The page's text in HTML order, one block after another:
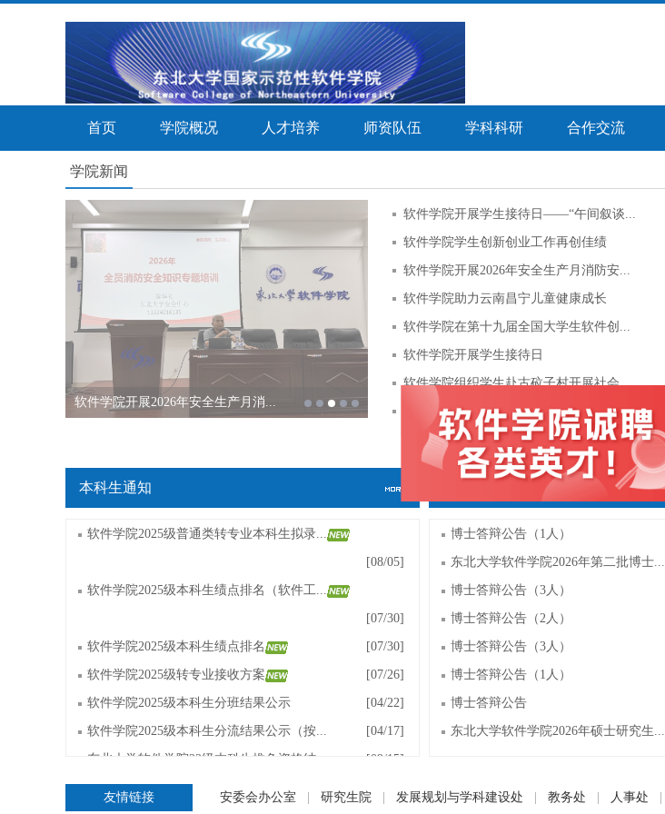
首页 学院概况 人才培养 师资队伍 学科科研 合作交流
学院新闻
软件学院开展2026年安全生产月消...
软件学院开展学生接待日——“午间叙谈...
软件学院学生创新创业工作再创佳绩
软件学院开展2026年安全生产月消防安...
软件学院助力云南昌宁儿童健康成长
软件学院在第十九届全国大学生软件创...
软件学院开展学生接待日
软件学院组织学生赴古砬子村开展社会...
软件学院成功举办东北大学第十一届国...
本科生通知
软件学院2025级普通类转专业本科生拟录...
[08/05]
软件学院2025级本科生绩点排名（软件工...
[07/30]
软件学院2025级本科生绩点排名 [07/30]
软件学院2025级转专业接收方案 [07/26]
软件学院2025级本科生分班结果公示 [04/22]
软件学院2025级本科生分流结果公示（按... [04/17]
东北大学软件学院22级本科生推免资格结... [09/15]
软件学院22级本科生绩点排名公示（截止... [09/04]
博士答辩公告（1人）
东北大学软件学院2026年第二批博士...
博士答辩公告（3人）
博士答辩公告（2人）
博士答辩公告（3人）
博士答辩公告（1人）
博士答辩公告
东北大学软件学院2026年硕士研究生...
友情链接 安委会办公室 研究生院 发展规划与学科建设处 教务处 人事处